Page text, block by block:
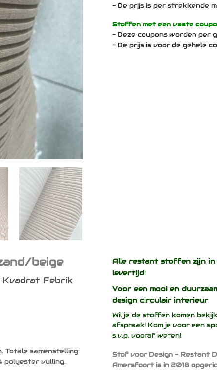
- De prijs is per strekkende
Stoffen met een vaste
- Deze coupons worden per
- De prijs is voor de gehele
beige
Febrik
Totale samenstelling:
polyester vulling.
Alle restant stoffen zijn in
levertijd!
Voor een mooi en
design circulair interieur
Wil je de stoffen komen
afspraak! Kom je voor een
s.v.p. vooraf weten!
Stof voor Design - Restant
Amersfoort is in 2018